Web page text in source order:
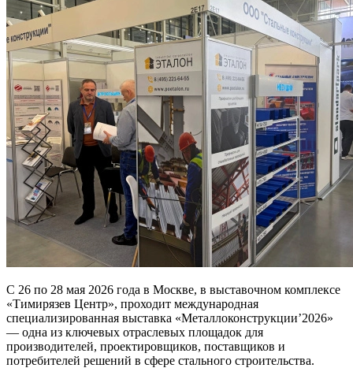
С 26 по 28 мая 2026 года в Москве, в выставочном комплексе
«Тимирязев Центр», проходит международная
специализированная выставка «Металлоконструкции’2026»
— одна из ключевых отраслевых площадок для
производителей, проектировщиков, поставщиков и
потребителей решений в сфере стального строительства.